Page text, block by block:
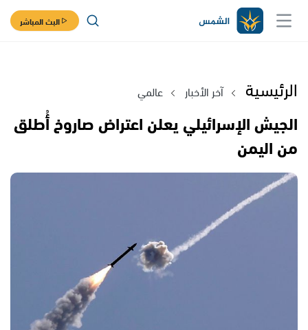
البث المباشر
الرئيسية آخر الأخبار عالمي
الجيش الإسرائيلي يعلن اعتراض صاروخ أُطلق
من اليمن